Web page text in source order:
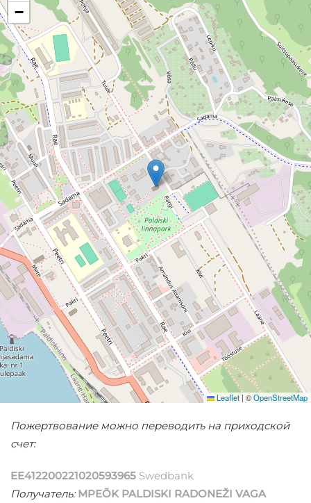
−
Leaflet | ©OpenStreetMap
Пожертвование можно переводить на приходской
счет:
EE412200221020593965 Swedbank
Получатель: MPEÕK PALDISKI RADONEŽI VAGA